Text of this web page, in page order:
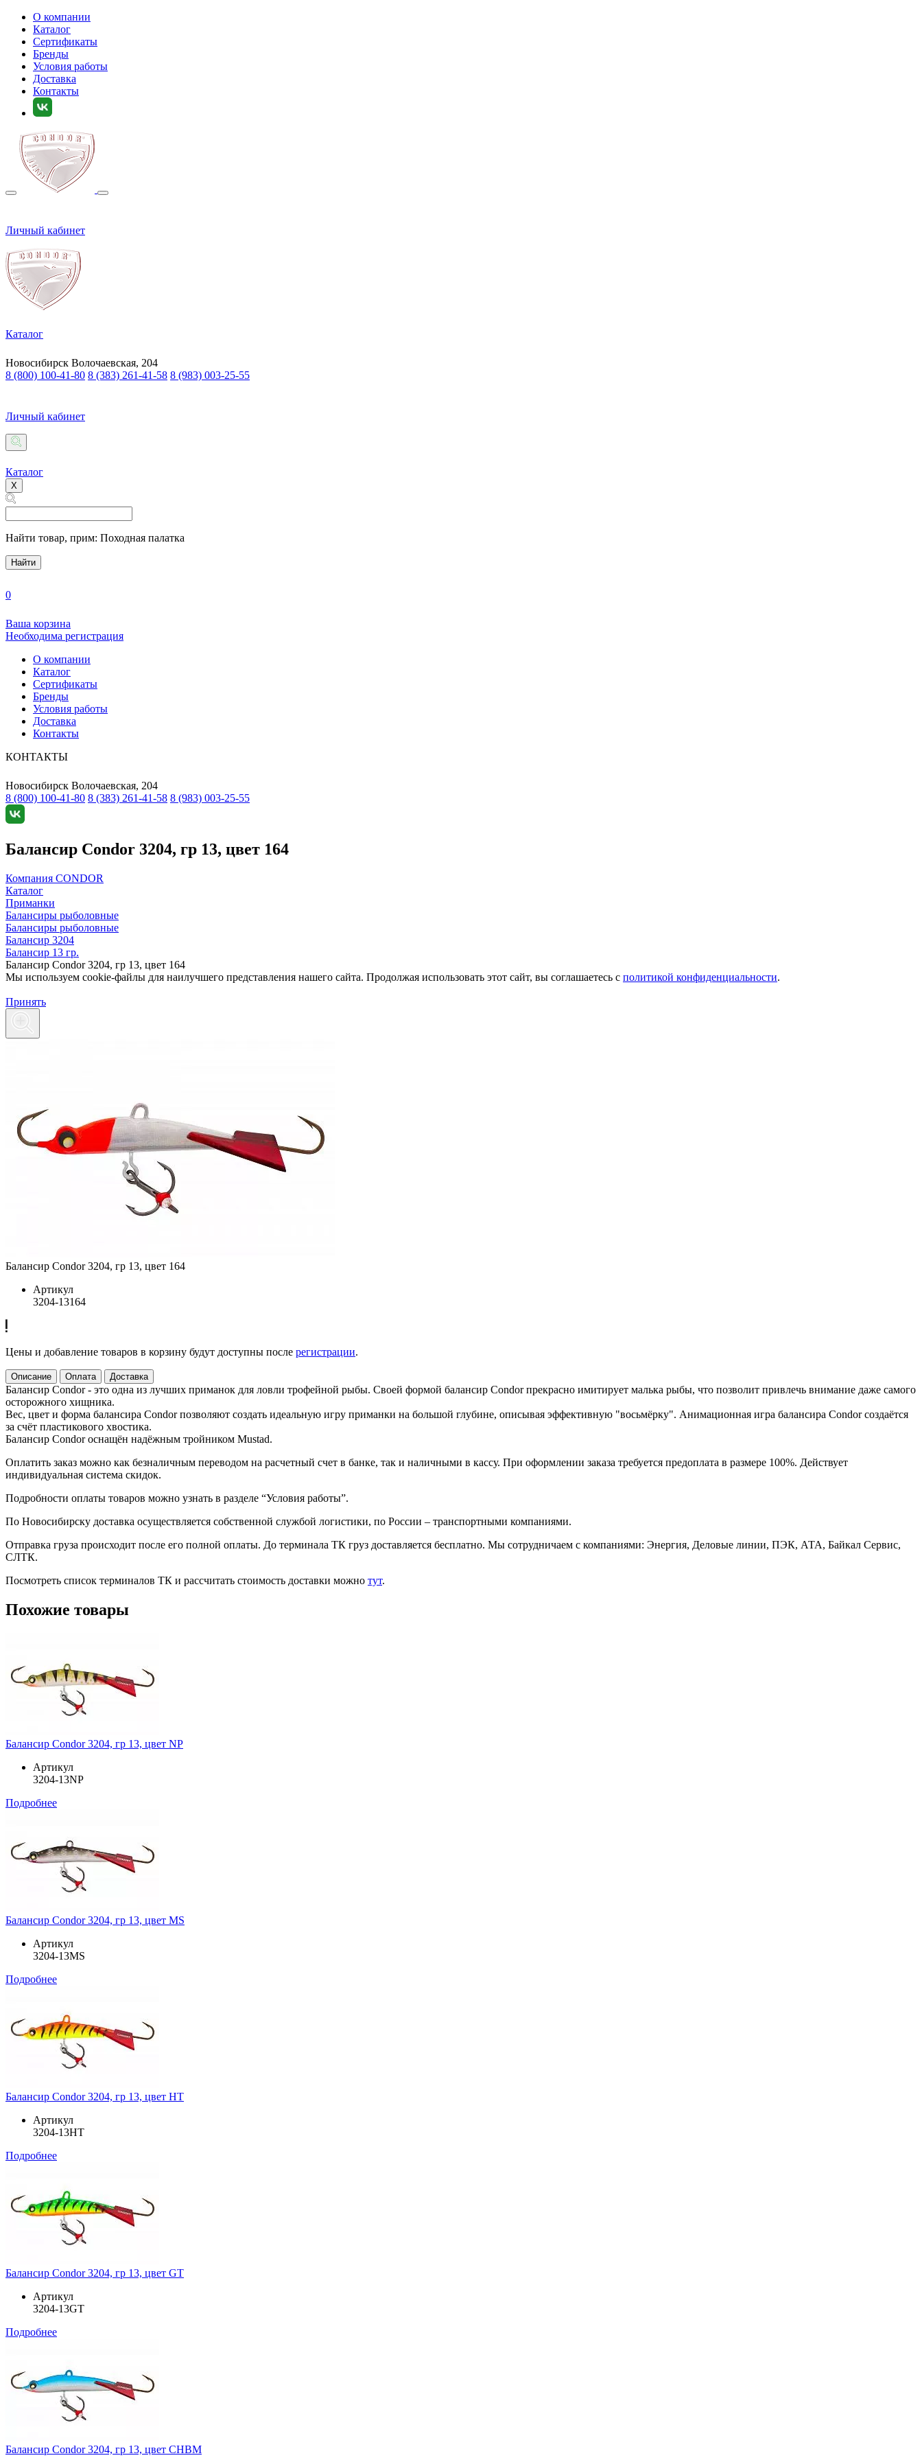
О компании
Каталог
Сертификаты
Бренды
Условия работы
Доставка
Контакты
Личный кабинет
Каталог
Новосибирск Волочаевская, 204
8 (800) 100-41-80 8 (383) 261-41-58 8 (983) 003-25-55
Личный кабинет
Каталог
X
Найти товар, прим: Походная палатка
Найти
0
Ваша корзина
Необходима регистрация
О компании
Каталог
Сертификаты
Бренды
Условия работы
Доставка
Контакты
КОНТАКТЫ
Новосибирск Волочаевская, 204
8 (800) 100-41-80 8 (383) 261-41-58 8 (983) 003-25-55
Балансир Condor 3204, гр 13, цвет 164
Компания CONDOR
Каталог
Приманки
Балансиры рыболовные
Балансиры рыболовные
Балансир 3204
Балансир 13 гр.
Балансир Condor 3204, гр 13, цвет 164
Мы используем cookie-файлы для наилучшего представления нашего сайта. Продолжая использовать этот сайт, вы соглашаетесь c политикой конфиденциальности.
Принять
Балансир Condor 3204, гр 13, цвет 164
Артикул
3204-13164
Цены и добавление товаров в корзину будут доступны после регистрации.
Описание Оплата Доставка
Балансир Condor - это одна из лучших приманок для ловли трофейной рыбы. Своей формой балансир Condor прекрасно имитирует малька рыбы, что позволит привлечь внимание даже самого
осторожного хищника.
Вес, цвет и форма балансира Condor позволяют создать идеальную игру приманки на большой глубине, описывая эффективную "восьмёрку". Анимационная игра балансира Condor создаётся
за счёт пластикового хвостика.
Балансир Condor оснащён надёжным тройником Mustad.
Оплатить заказ можно как безналичным переводом на расчетный счет в банке, так и наличными в кассу. При оформлении заказа требуется предоплата в размере 100%. Действует
индивидуальная система скидок.
Подробности оплаты товаров можно узнать в разделе “Условия работы”.
По Новосибирску доставка осуществляется собственной службой логистики, по России – транспортными компаниями.
Отправка груза происходит после его полной оплаты. До терминала ТК груз доставляется бесплатно. Мы сотрудничаем с компаниями: Энергия, Деловые линии, ПЭК, АТА, Байкал Сервис,
СЛТК.
Посмотреть список терминалов ТК и рассчитать стоимость доставки можно тут.
Похожие товары
Балансир Condor 3204, гр 13, цвет NP
Артикул
3204-13NP
Подробнее
Балансир Condor 3204, гр 13, цвет MS
Артикул
3204-13MS
Подробнее
Балансир Condor 3204, гр 13, цвет HT
Артикул
3204-13HT
Подробнее
Балансир Condor 3204, гр 13, цвет GT
Артикул
3204-13GT
Подробнее
Балансир Condor 3204, гр 13, цвет CHBM